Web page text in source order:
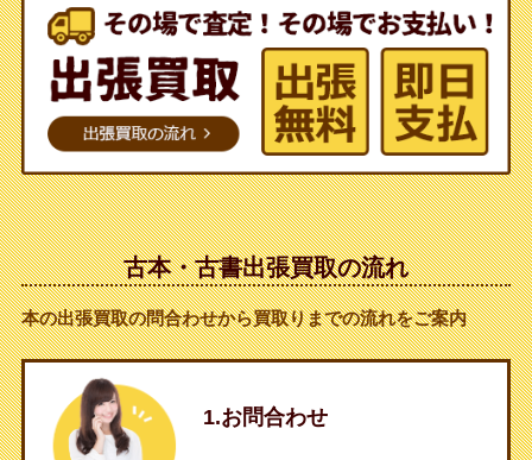
古本・古書出張買取の流れ
本の出張買取の問合わせから買取りまでの流れをご案内
1.お問合わせ